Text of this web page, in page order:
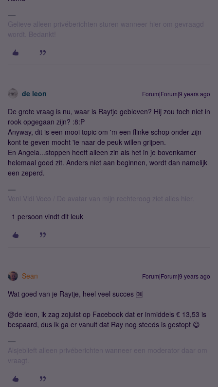
Gelieve alleen privéberichten sturen wanneer hier om gevraagd
wordt. Bedankt!
de leon Forum|Forum|9 years ago
De grote vraag is nu, waar is Raytje gebleven? Hij zou toch niet in
rook opgegaan zijn? :8:P
Anyway, dit is een mooi topic om 'm een flinke schop onder zijn
kont te geven mocht 'ie naar de peuk willen grijpen.
En Angela...stoppen heeft alleen zin als het in je bovenkamer
helemaal goed zit. Anders niet aan beginnen, wordt dan namelijk
een zeperd.
Veni Vidi Voco / De avatar van mijn rechteroog ziet alles hier.
1 persoon vindt dit leuk
Sean Forum|Forum|9 years ago
Wat goed van je Raytje, heel veel succes 🆒
@de leon, ik zag zojuist op Facebook dat er inmiddels € 13,53 is
bespaard, dus ik ga er vanuit dat Ray nog steeds is gestopt 😃
Alsjeblieft alleen privéberichten wanneer een moderator daar om
vraagt.